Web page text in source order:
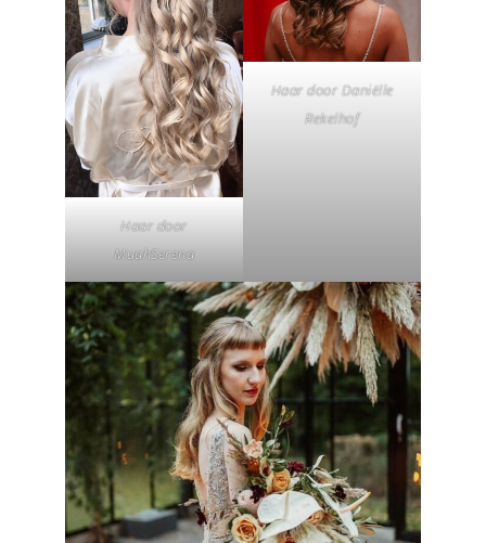
Haar door
MuahSerena
Haar door Daniëlle
Rekelhof